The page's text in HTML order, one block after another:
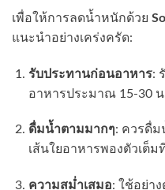
เพื่อให้การลดน้ำหนักด้วย
แนะนำอย่างเคร่งครัด:
รับประทานก่อนอาหาร:
อาหารประมาณ 15-30
ดื่มน้ำตามมากๆ: ควรดื่ม
เส้นใยอาหารพองตัวเต็
ความสม่ำเสมอ: ใช้อย่า